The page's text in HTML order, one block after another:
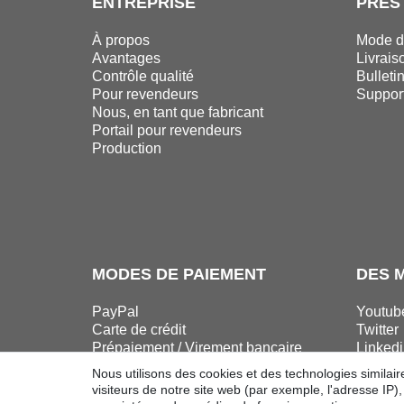
À propos
Avantages
Contrôle qualité
Pour revendeurs
Nous, en tant que fabricant
Portail pour revendeurs
Production
Mode
Bulletin
MODES DE PAIEMENT
PayPal
Carte de crédit
Prépaiement / Virement bancaire
DES
Twitter
Nous utilisons des cookies et des technologies
visiteurs de notre site web (par exemple, l'adresse